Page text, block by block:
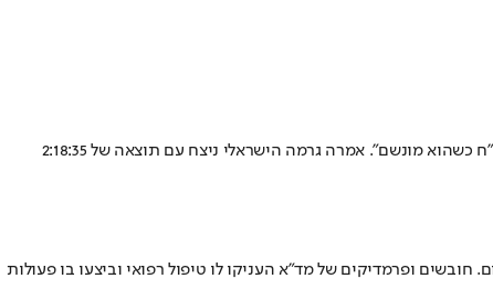
אירוע ההתמוטטות התרחש ממש עם הגעתו של הרץ אל נקודת הסיום. פאראמדיק מד"א: "פיניתי אותו במהירות למרפאה, האדם פונה במצב קשה לבי"ח כשהוא מונשם". אמרה גרמה הישראלי ניצח עם תוצאה של 2:18:35
לא צפוי במסגרתו גבר כבן 40 קרס ממש עם הגעתו אל נקודת הסיום. חובשים ופרמדיקים של מד"א העניקו לו טיפול רפואי וביצעו בו פעולות